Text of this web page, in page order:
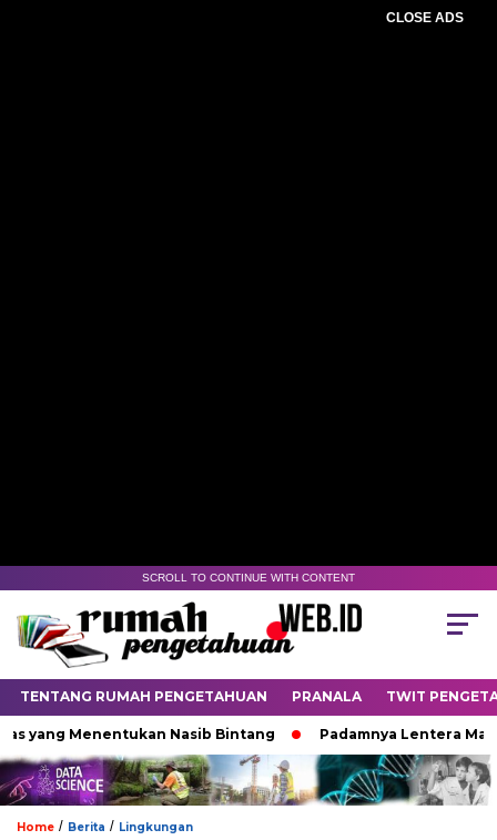
CLOSE ADS
SCROLL TO CONTINUE WITH CONTENT
TENTANG RUMAH PENGETAHUAN PRANALA TWIT
Menentukan Nasib Bintang Padamnya Lentera Malam
Home / Berita / Lingkungan